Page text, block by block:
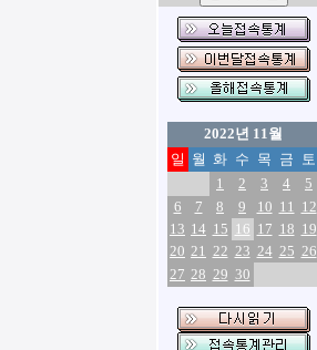
2022년 11월
일 월 화 수 목 금 토
1
2 3 4
5
6
7 8 9 10 11 12
13 14 15 16 17 18 19
20 21 22 23 24 25 26
27 28 29 30